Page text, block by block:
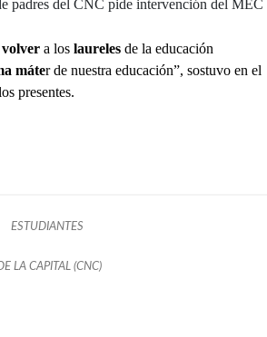
padres del CNC pide intervención del MEC
volver a los laureles de la educación
máter de nuestra educación”, sostuvo en el
presentes.
ESTUDIANTES
LA CAPITAL (CNC)